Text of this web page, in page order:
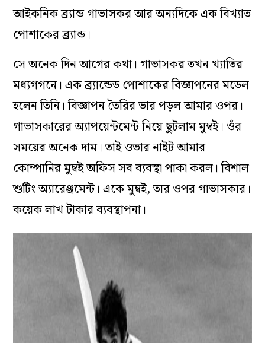
আইকনিক ব্র্যান্ড গাভাসকর আর অন্যদিকে এক বিখ্যাত
পোশাকের ব্র্যান্ড।
সে অনেক দিন আগের কথা। গাভাসকর তখন খ্যাতির
মধ্যগগনে। এক ব্র্যান্ডেড পোশাকের বিজ্ঞাপনের মডেল
হলেন তিনি। বিজ্ঞাপন তৈরির ভার পড়ল আমার ওপর।
গাভাসকারের অ্যাপয়েন্টমেন্ট নিয়ে ছুটলাম মুম্বই। ওঁর
সময়ের অনেক দাম। তাই ওভার নাইট আমার
কোম্পানির মুম্বই অফিস সব ব্যবস্থা পাকা করল। বিশাল
শুটিং অ্যারেঞ্জমেন্ট। একে মুম্বই, তার ওপর গাভাসকার।
কয়েক লাখ টাকার ব্যবস্থাপনা।